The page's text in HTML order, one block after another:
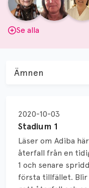
JohnssonAndersson
Se alla
Stadium 1
2020-10-03
Läser om Adiba
återfall från en
1 och senare
första tillfället. Blir
Ämnen
Biopsi
Biverkningar
Bröstvårta